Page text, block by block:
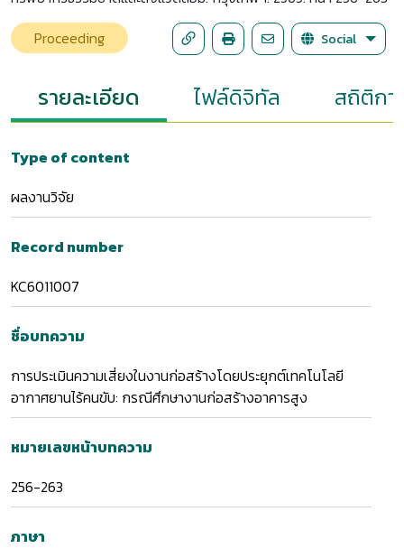
Proceeding
Social
รายละเอียด ไฟล์ดิจิทัล สถิติกา
Type of content
ผลงานวิจัย
Record number
KC6011007
ชื่อบทความ
การประเมินความเสี่ยงในงานก่อสร้างโดยประยุกต์เทคโนโลยี
อากาศยานไร้คนขับ: กรณีศึกษางานก่อสร้างอาคารสูง
หมายเลขหน้าบทความ
256-263
ภาษา